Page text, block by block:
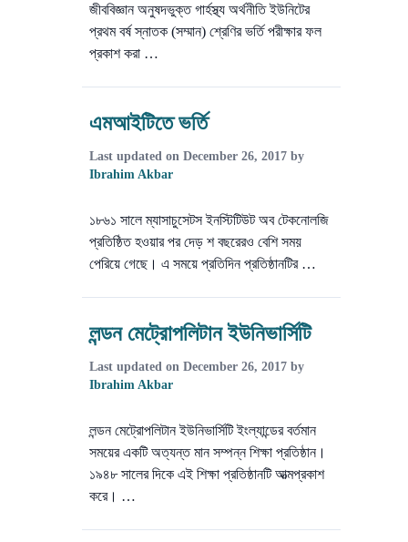
জীববিজ্ঞান অনুষদভুক্ত গার্হস্থ্য অর্থনীতি ইউনিটের
প্রথম বর্ষ স্নাতক (সম্মান) শ্রেণির ভর্তি পরীক্ষার ফল
প্রকাশ করা …
এমআইটিতে ভর্তি
Last updated on December 26, 2017 by
Ibrahim Akbar
১৮৬১ সালে ম্যাসাচুসেটস ইনস্টিটিউট অব টেকনোলজি
প্রতিষ্ঠিত হওয়ার পর দেড় শ বছরেরও বেশি সময়
পেরিয়ে গেছে। এ সময়ে প্রতিদিন প্রতিষ্ঠানটির …
লন্ডন মেট্রোপলিটান ইউনিভার্সিটি
Last updated on December 26, 2017 by
Ibrahim Akbar
লন্ডন মেট্রোপলিটান ইউনিভার্সিটি ইংল্যান্ডের বর্তমান
সময়ের একটি অত্যন্ত মান সম্পন্ন শিক্ষা প্রতিষ্ঠান।
১৯৪৮ সালের দিকে এই শিক্ষা প্রতিষ্ঠানটি আত্মপ্রকাশ
করে। …